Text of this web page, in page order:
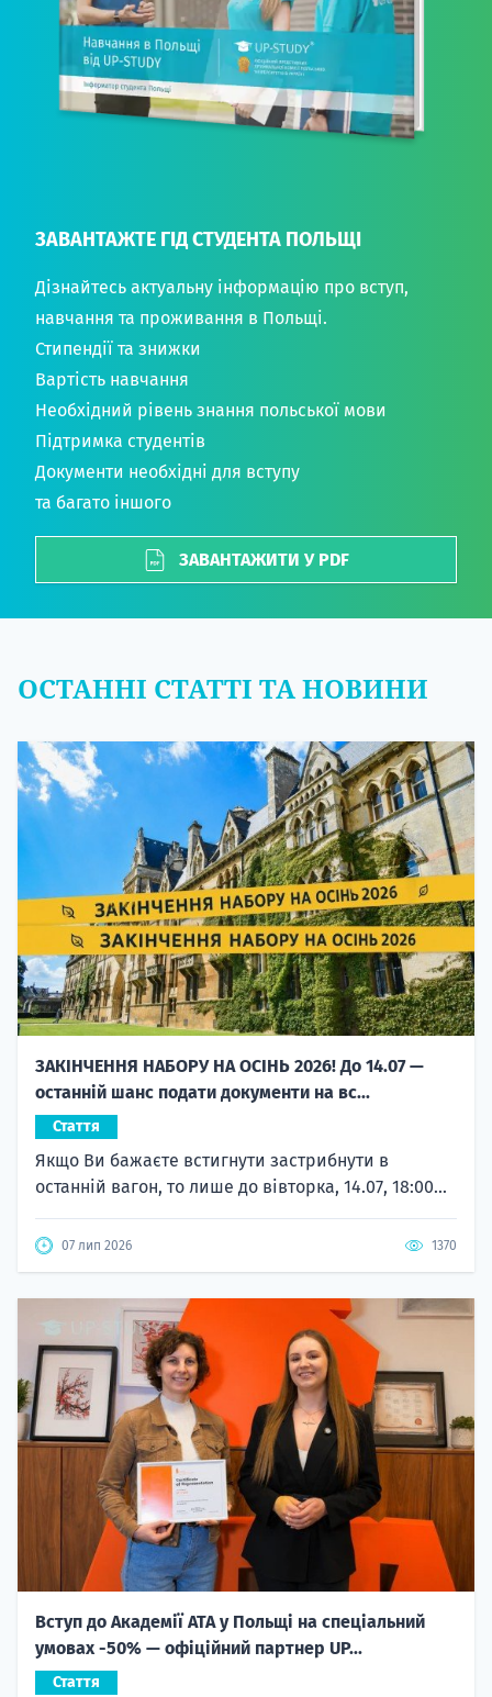
ЗАВАНТАЖТЕ ГІД СТУДЕНТА ПОЛЬЩІ
Дізнайтесь актуальну інформацію про вступ,
навчання та проживання в Польщі.
Стипендії та знижки
Вартість навчання
Необхідний рівень знання польської мови
Підтримка студентів
Документи необхідні для вступу
та багато іншого
ЗАВАНТАЖИТИ У PDF
ОСТАННІ СТАТТІ ТА НОВИНИ
ЗАКІНЧЕННЯ НАБОРУ НА ОСІНЬ 2026! До 14.07 —
останній шанс подати документи на вс...
Стаття
Якщо Ви бажаєте встигнути застрибнути в
останній вагон, то лише до вівторка, 14.07, 18:00...
07 лип 2026 1370
Вступ до Академії ATA у Польщі на спеціальний
умовах -50% — офіційний партнер UP...
Стаття